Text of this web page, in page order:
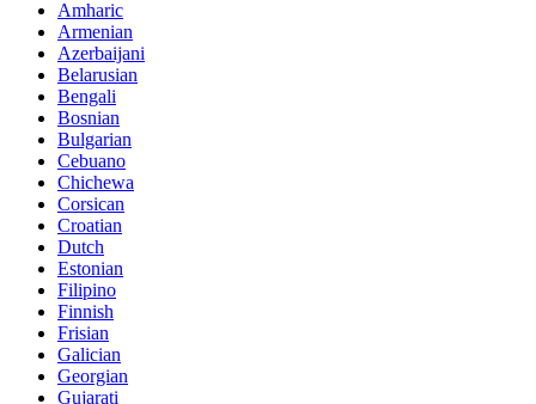
Amharic
Armenian
Azerbaijani
Belarusian
Bengali
Bosnian
Bulgarian
Cebuano
Chichewa
Corsican
Croatian
Dutch
Estonian
Filipino
Finnish
Frisian
Galician
Georgian
Gujarati